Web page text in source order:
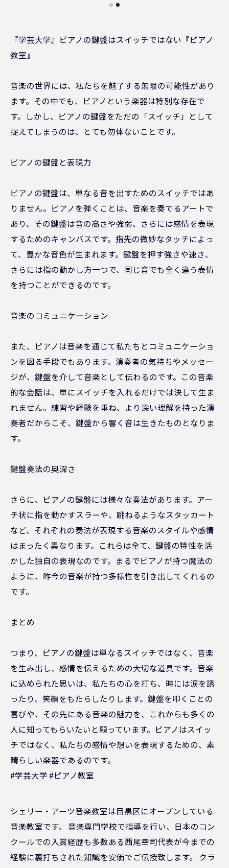
『学芸大学』ピアノの鍵盤はスイッチではない『ピアノ
教室』
音楽の世界には、私たちを魅了する無限の可能性があり
ます。その中でも、ピアノという楽器は特別な存在で
す。しかし、ピアノの鍵盤をただの「スイッチ」として
捉えてしまうのは、とても勿体ないことです。
ピアノの鍵盤と表現力
ピアノの鍵盤は、単なる音を出すためのスイッチではあ
りません。ピアノを弾くことは、音楽を奏でるアートで
あり、その鍵盤は音の高さや強弱、さらには感情を表現
するためのキャンバスです。指先の微妙なタッチによっ
て、豊かな音色が生まれます。鍵盤を押す強さや速さ、
さらには指の動かし方一つで、同じ音でも全く違う表情
を持つことができるのです。
音楽のコミュニケーション
また、ピアノは音楽を通じて私たちとコミュニケーショ
ンを図る手段でもあります。演奏者の気持ちやメッセー
ジが、鍵盤を介して音楽として伝わるのです。この音楽
的な会話は、単にスイッチを入れるだけでは決して生ま
れません。練習や経験を重ね、より深い理解を持った演
奏者だからこそ、鍵盤から響く音は生きたものとなりま
す。
鍵盤奏法の奥深さ
さらに、ピアノの鍵盤には様々な奏法があります。アー
チ状に指を動かすスラーや、跳ねるようなスタッカート
など、それぞれの奏法が表現する音楽のスタイルや感情
はまったく異なります。これらは全て、鍵盤の特性を活
かした独自の表現なのです。まるでピアノが持つ魔法の
ように、昨今の音楽が持つ多様性を引き出してくれるの
です。
まとめ
つまり、ピアノの鍵盤は単なるスイッチではなく、音楽
を生み出し、感情を伝えるための大切な道具です。音楽
に込められた思いは、私たちの心を打ち、時には涙を誘
ったり、笑顔をもたらしたりします。鍵盤を叩くことの
喜びや、その先にある音楽の魅力を、これからも多くの
人に知ってもらいたいと願っています。ピアノはスイッ
チではなく、私たちの感情や想いを表現するための、素
晴らしい楽器であるのです。
#学芸大学 #ピアノ教室
シェリー・アーツ音楽教室は目黒区にオープンしている
音楽教室です。 音楽専門学校で指導を行い、日本のコン
クールでの入賞経歴も多数ある西尾幸司代表が今までの
経験に裏打ちされた知識を安価でご伝授致します。 クラ